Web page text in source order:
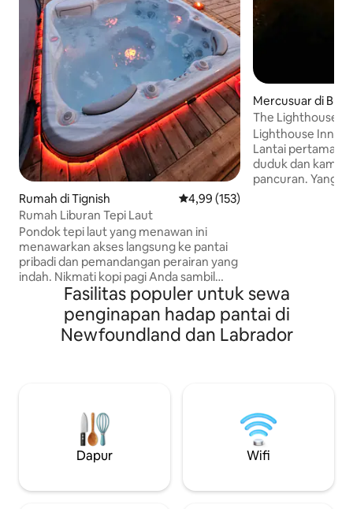
Rumah di Tignish Nilai rata-rata 4,99 dari 5, 153
4,99 (153)
Rumah Liburan Tepi Laut
Pondok tepi laut yang menawan ini
menawarkan akses langsung ke pantai
pribadi dan pemandangan perairan yang
indah. Nikmati kopi pagi Anda sambil
menyaksikan matahari terbit, habiskan
hari dengan berkayak di sepanjang garis
pantai dan tebing merah, atau bersantai
di bak mandi air panas yang menghadap
peralatan lengkap untuk masa inap yang
nyaman. Bersantai di dek dan dengarkan
ombak. Kota-kota terdekat
menyediakan segala kebutuhan.
Mercusuar di
The Lighthouse
Lighthouse Inn
Lantai pertama
duduk dan kamar
pancuran. Yang
duduk dan
matahari
Pemandangan
Area yang
Fasilitas populer untuk sewa
penginapan hadap pantai di
Newfoundland dan Labrador
Dapur Wifi